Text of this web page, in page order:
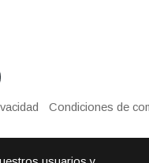
Condiciones de